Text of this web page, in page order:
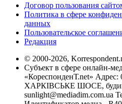
Договор пользования
Политика в сфере
данных
Пользовательское
Редакция
© 2000-2026,
Субъект в сфере онлайн-
«КореспонденТ.net» Адрес:
ХАРКІВСЬКЕ ШОСЕ,
sunlight@mediadim.com.ua